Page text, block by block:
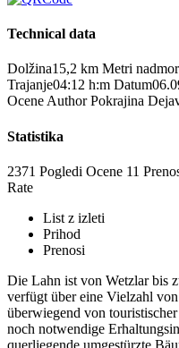
Technical data
Dolžina15,2 km Metri
Trajanje04:12 h:m Datum
Ocene Author Pokrajina
Statistika
2371 Pogledi Ocene 11
Rate
List z izleti
Prihod
Prenosi
Die Lahn ist von Wetzlar bis
verfügt über eine Vielzahl
überwiegend von
noch notwendige
querliegende umgestürzte